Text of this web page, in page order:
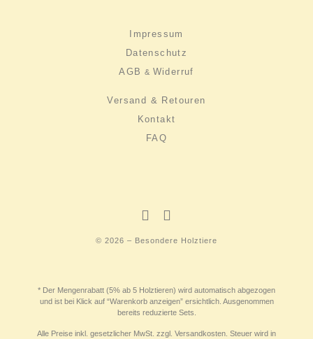
Impressum
Datenschutz
AGB & Widerruf
Versand & Retouren
Kontakt
FAQ
© 2026 – Besondere Holztiere
* Der Mengenrabatt (5% ab 5 Holztieren) wird automatisch abgezogen
und ist bei Klick auf “Warenkorb anzeigen” ersichtlich. Ausgenommen
bereits reduzierte Sets.
Alle Preise inkl. gesetzlicher MwSt. zzgl. Versandkosten. Steuer wird in